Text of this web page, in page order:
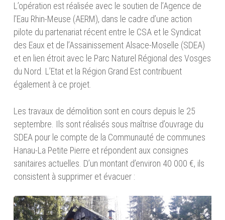
L’opération est réalisée avec le soutien de l’Agence de
l’Eau Rhin-Meuse (AERM), dans le cadre d’une action
pilote du partenariat récent entre le CSA et le Syndicat
des Eaux et de l’Assainissement Alsace-Moselle (SDEA)
et en lien étroit avec le Parc Naturel Régional des Vosges
du Nord. L’Etat et la Région Grand Est contribuent
également à ce projet.
Les travaux de démolition sont en cours depuis le 25
septembre. Ils sont réalisés sous maîtrise d’ouvrage du
SDEA pour le compte de la Communauté de communes
Hanau-La Petite Pierre et répondent aux consignes
sanitaires actuelles. D’un montant d’environ 40 000 €, ils
consistent à supprimer et évacuer :